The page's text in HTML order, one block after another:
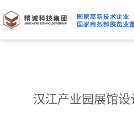
汉江产业园展馆